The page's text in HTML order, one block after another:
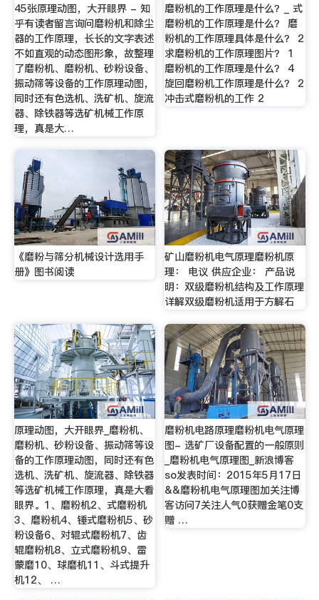
45张原理动图，大开眼界 - 知
乎有读者留言询问磨粉机和除尘
器的工作原理，长长的文字表述
不如直观的动态图形象，故整理
了磨粉机、磨粉机、砂粉设备、
振动筛等设备的工作原理动图，
同时还有色选机、洗矿机、旋流
器、除铁器等选矿机械工作原
理，真是大…
磨粉机的工作原理是什么？_ 式
磨粉机的工作原理是什么？ 磨
粉机的工作原理具体是什么？ 2
求磨粉机的工作原理图片？ 1
磨粉机的工作原理是什么？ 4
旋回磨粉机工作原理是什么？ 2
冲击式磨粉机的工作 2
《磨粉与筛分机械设计选用手
册》图书阅读
矿山磨粉机电气原理磨粉机原
理： 电议 供应企业： 产品说
明：双级磨粉机结构及工作原理
详解双级磨粉机适用于方解石
原理动图，大开眼界_磨粉机、
磨粉机、砂粉设备、振动筛等设
备的工作原理动图，同时还有色
选机、洗矿机、旋流器、除铁器
等选矿机械工作原理，真是大看
眼界。1、磨粉机2、式磨粉机
3、磨粉机4、锤式磨粉机5、砂
粉设备6、对辊式磨粉机7、齿
辊磨粉机8、立式磨粉机9、雷
蒙磨10、球磨机11、斗式提升
机12、 …
磨粉机电路原理磨粉机电气原理
图- 选矿厂设备配置的一般原则
_磨粉机电气原理图_新浪博客
so发表时间：2015年5月17日
&&磨粉机电气原理图加关注博
客访问7关注人气0获赠金笔0支
赠 …